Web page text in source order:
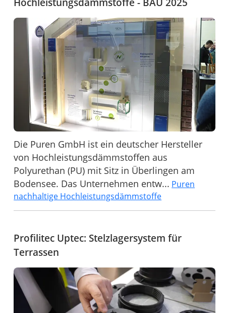
Die Puren GmbH ist ein deutscher Hersteller
von Hochleistungsdämmstoffen aus
Polyurethan (PU) mit Sitz in Überlingen am
Bodensee. Das Unternehmen entw... Puren
nachhaltige Hochleistungsdämmstoffe
Profilitec Uptec: Stelzlagersystem für
Terrassen